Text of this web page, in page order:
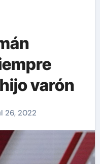
varón
26, 2022